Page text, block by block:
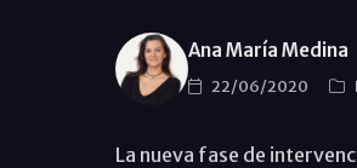
Ana María Medina
22/06/2020
La nueva fase de